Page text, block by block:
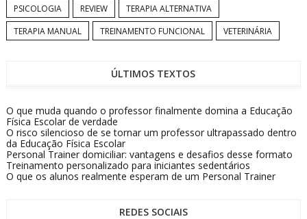
PSICOLOGIA
REVIEW
TERAPIA ALTERNATIVA
TERAPIA MANUAL
TREINAMENTO FUNCIONAL VETERINÁRIA
ÚLTIMOS TEXTOS
O que muda quando o professor finalmente domina a Educação
Física Escolar de verdade
O risco silencioso de se tornar um professor ultrapassado dentro
da Educação Física Escolar
Personal Trainer domiciliar: vantagens e desafios desse formato
Treinamento personalizado para iniciantes sedentários
O que os alunos realmente esperam de um Personal Trainer
REDES SOCIAIS